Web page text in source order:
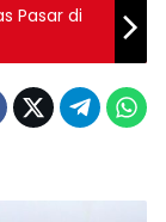
Pasar di